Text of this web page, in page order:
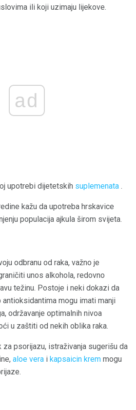
ili koji uzimaju lijekove.
ad
upotrebi dijetetskih suplemenata .
kažu da upotreba hrskavice
populacija ajkula širom svijeta.
odbranu od raka, važno je
unos alkohola, redovno
težinu. Postoje i neki dokazi da
mogu imati manji
održavanje optimalnih nivoa
u zaštiti od nekih oblika raka.
psorijazu, istraživanja sugerišu da
aloe vera i kapsaicin krem mogu